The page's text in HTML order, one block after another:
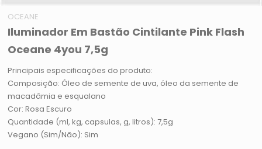
OCEANE
Iluminador Em Bastão Cintilante Pink Flash
Oceane 4you 7,5g
Principais especificações do produto:
Composição: Óleo de semente de uva, óleo da semente de
macadâmia e esqualano
Cor: Rosa Escuro
Quantidade (ml, kg, capsulas, g, litros): 7,5g
Vegano (Sim/Não): Sim